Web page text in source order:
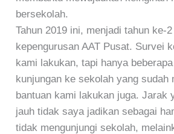
bersekolah.
Tahun 2019 ini, menjadi tahun ke-
kepengurusan AAT Pusat. Survei
kami lakukan, tapi hanya
kunjungan ke sekolah yang sudah
bantuan kami lakukan juga. Jarak
jauh tidak saya jadikan sebagai
tidak mengunjungi sekolah,